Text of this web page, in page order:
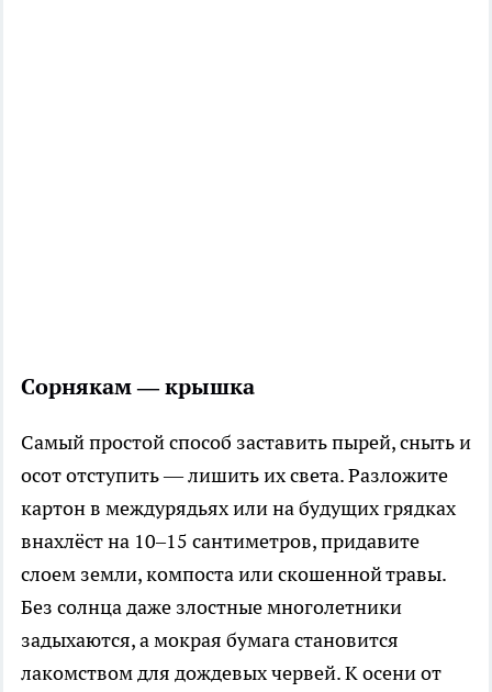
Сорнякам — крышка
Самый простой способ заставить пырей, сныть и
осот отступить — лишить их света. Разложите
картон в междурядьях или на будущих грядках
внахлёст на 10–15 сантиметров, придавите
слоем земли, компоста или скошенной травы.
Без солнца даже злостные многолетники
задыхаются, а мокрая бумага становится
лакомством для дождевых червей. К осени от